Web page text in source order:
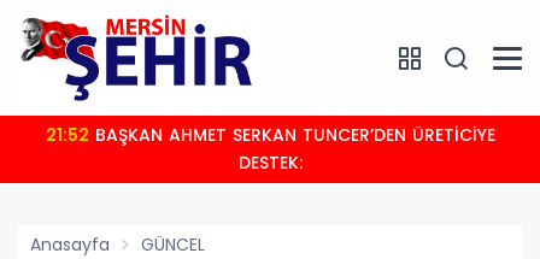
21:52
DESTEK:
Anasayfa GÜNCEL